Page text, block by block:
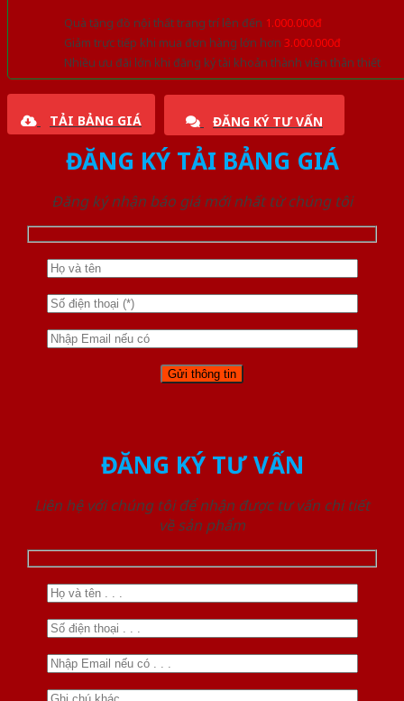
Quà tặng đồ nội thất trang trí lên đến 1.000.000đ
Giảm trực tiếp khi mua đơn hàng lớn hơn 3.000.000đ
Nhiều ưu đãi lớn khi đăng ký tài khoản thành viên thân thiết
TẢI BẢNG GIÁ ĐĂNG KÝ TƯ VẤN
ĐĂNG KÝ TẢI BẢNG GIÁ
Đăng ký nhận báo giá mới nhất từ chúng tôi
ĐĂNG KÝ TƯ VẤN
Liên hệ với chúng tôi để nhận được tư vấn chi tiết
về sản phẩm